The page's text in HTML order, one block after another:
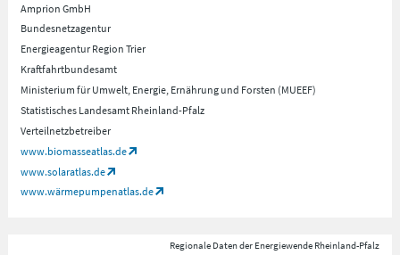
Amprion GmbH
Bundesnetzagentur
Energieagentur Region Trier
Kraftfahrtbundesamt
Ministerium für Umwelt, Energie, Ernährung und Forsten (MUEEF)
Statistisches Landesamt Rheinland-Pfalz
Verteilnetzbetreiber
www.biomasseatlas.de
www.solaratlas.de
www.wärmepumpenatlas.de
Regionale Daten der Energiewende Rheinland-Pfalz